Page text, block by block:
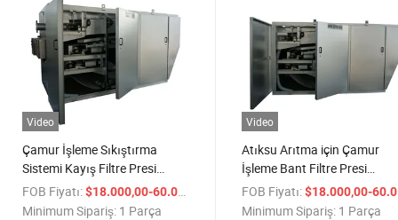
/ Parça
Video
Çamur İşleme Sıkıştırma
Sistemi Kayış Filtre Presi
Paslanmaz Çelik
FOB Fiyatı: $18.000,00-60.000,00
/ Parça
Minimum Sipariş: 1 Parça
Video
Atıksu Arıtma için Çamur
İşleme Bant Filtre Presi
Sıkıştırma Sistemi
FOB Fiyatı: $18.000,00-60.000,00
Minimum Sipariş: 1 Parça